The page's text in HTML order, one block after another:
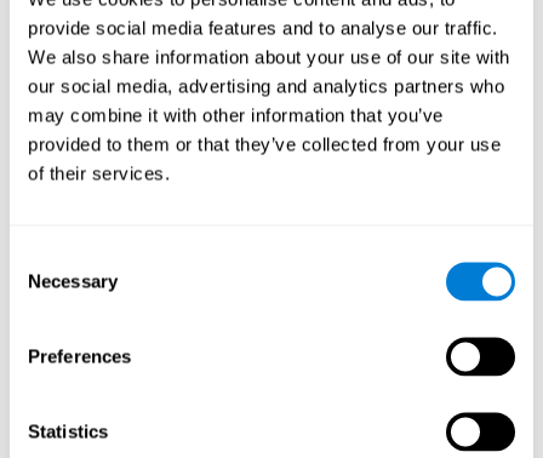
provide social media features and to analyse our traffic.
We also share information about your use of our site with
our social media, advertising and analytics partners who
may combine it with other information that you’ve
provided to them or that they’ve collected from your use
of their services.
Selection
Necessary
Preferences
Statistics
マインドゲーム「Pipe Panic」は認
知能力をどのように向上させます
か?
「Pipe Panic」をプレイすると、特定の神経活動パターンが刺激
されます。このパターンを一貫して繰り返しトレーニングする
ことで、神経接続を最適化し、神経回路を再編成して弱体化ま
たは損傷した認知機能を回復させることができます.
認知能力を訓練しないとどうなりま
私たちの脳は、定期的に使用しない機能のために神経資源を節
れていない場合、脳はそのパターンのニューロン活性化のため
のリソースを提供しません。これにより、その認知機能を使用